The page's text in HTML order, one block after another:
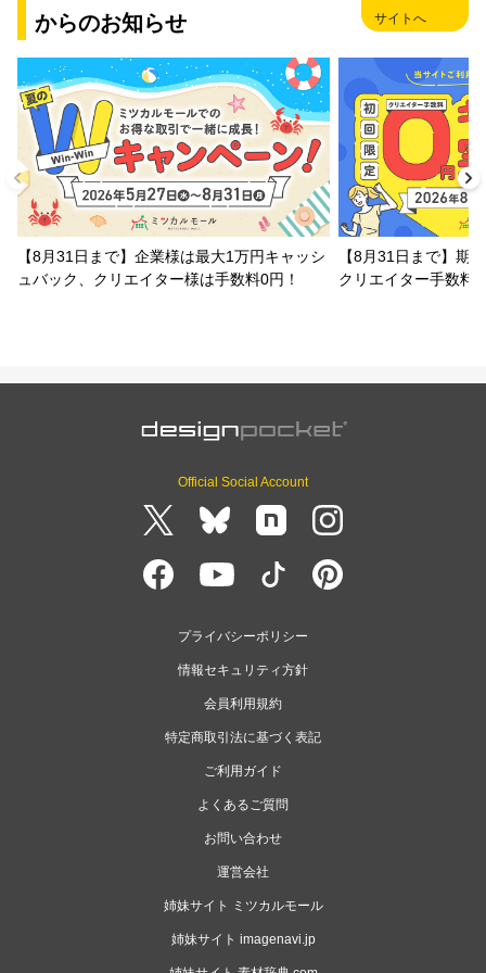
からのお知らせ
サイトへ
【8月31日まで】企業様は最大1万円キャッシ
ュバック、クリエイター様は手数料0円！
【8月31日まで】期
クリエイター手数料
Official Social Account
プライバシーポリシー
情報セキュリティ方針
会員利用規約
特定商取引法に基づく表記
ご利用ガイド
よくあるご質問
お問い合わせ
運営会社
姉妹サイト ミツカルモール
姉妹サイト imagenavi.jp